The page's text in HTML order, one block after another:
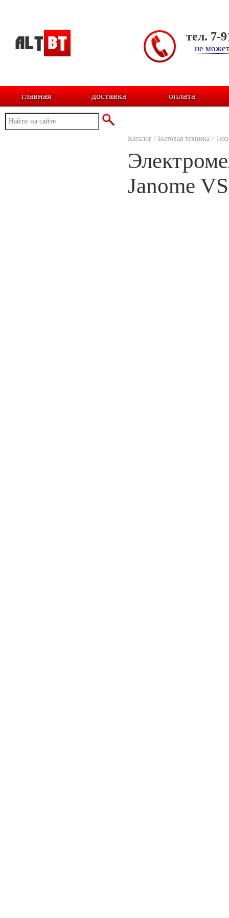
тел. 7-
не
главная доставка оплата
Каталог / Бытовая техника /
Janome